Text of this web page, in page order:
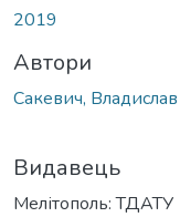
2019
Автори
Сакевич,
Видавець
Мелітополь: ТДАТУ